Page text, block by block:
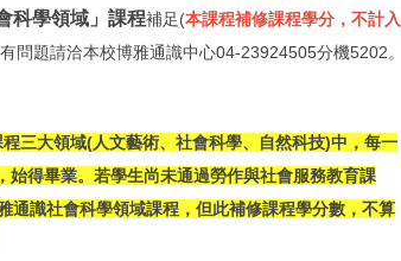
科學領域」課程補足(本課程補修課程學分，不計入
問題請洽本校博雅通識中心04-23924505分機5202。
三大領域(人文藝術、社會科學、自然科技)中，每一
始得畢業。若學生尚未通過勞作與社會服務教育課
通識社會科學領域課程，但此補修課程學分數，不算